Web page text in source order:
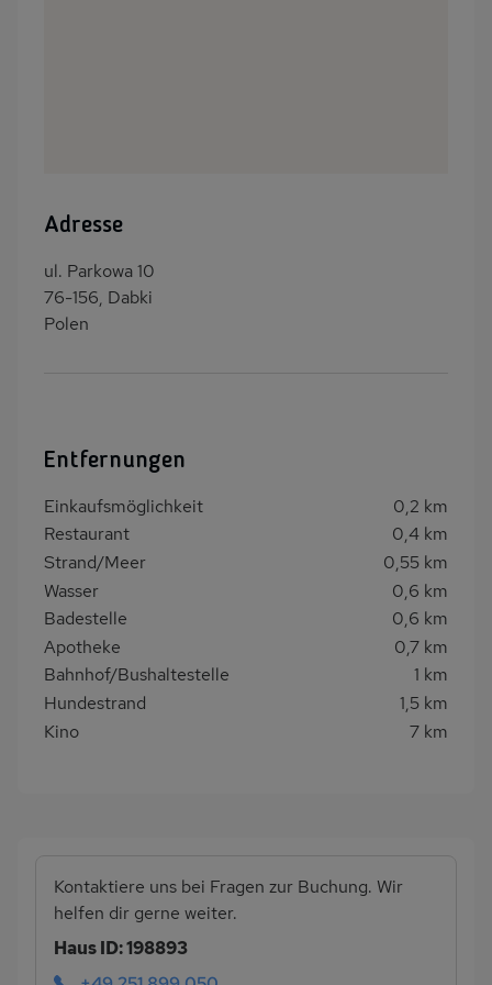
Adresse
ul. Parkowa 10
76-156, Dabki
Polen
Entfernungen
Einkaufsmöglichkeit
0,2 km
Restaurant
0,4 km
Strand/Meer
0,55 km
Wasser
0,6 km
Badestelle
0,6 km
Apotheke
0,7 km
Bahnhof/Bushaltestelle
1 km
Hundestrand
1,5 km
Kino
7 km
Kontaktiere uns bei Fragen zur Buchung. Wir
helfen dir gerne weiter.
Haus ID: 198893